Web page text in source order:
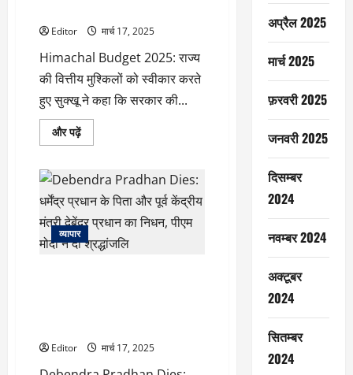
घूमने
का
मिलेगा
मजा
के
बारे
में
और
पढ़ें
Editor मार्च 17, 2025
Himachal Budget 2025: राज्य
की वित्तीय मुश्किलों को स्वीकार करते
हुए सुक्खू ने कहा कि सरकार की...
और पढ़ेंHimachal
Pradesh:
6
रुपए
महंगा!
CM
सुखविंदर
सिंह
सुखू
ने
बारे
व्यापार
Editor मार्च 17, 2025
अप्रैल 2025
मार्च 2025
फ़रवरी 2025
जनवरी 2025
दिसम्बर
2024
नवम्बर 2024
अक्टूबर
2024
सितम्बर
2024